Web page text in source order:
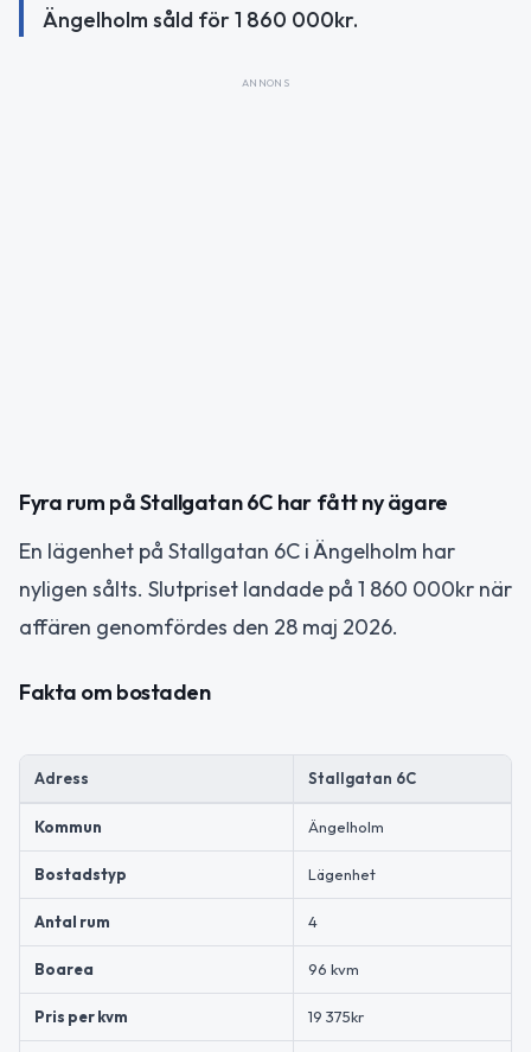
Ängelholm såld för 1 860 000kr.
ANNONS
Fyra rum på Stallgatan 6C har fått ny ägare
En lägenhet på Stallgatan 6C i Ängelholm har
nyligen sålts. Slutpriset landade på 1 860 000kr när
affären genomfördes den 28 maj 2026.
Fakta om bostaden
Adress Stallgatan 6C
Kommun Ängelholm
Bostadstyp Lägenhet
Antal rum 4
Boarea 96 kvm
Pris per kvm 19 375kr